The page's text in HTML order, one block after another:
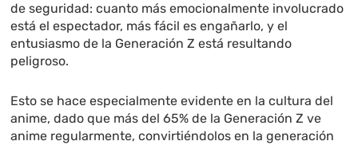
de seguridad: cuanto más emocionalmente involucrado
está el espectador, más fácil es engañarlo, y el
entusiasmo de la Generación Z está resultando
peligroso.
Esto se hace especialmente evidente en la cultura del
anime, dado que más del 65% de la Generación Z ve
anime regularmente, convirtiéndolos en la generación